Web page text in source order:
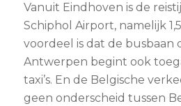
Vanuit Eindhoven is de
Schiphol Airport, namelijk
voordeel is dat de busbaan
Antwerpen begint ook
taxi’s. En de Belgische
geen onderscheid tussen